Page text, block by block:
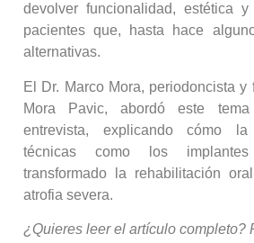
devolver funcionalidad, estética
pacientes que, hasta hace
alternativas.
El Dr. Marco Mora, periodoncista
Mora Pavic, abordó este
entrevista, explicando cómo
técnicas como los
transformado la rehabilitación
atrofia severa.
¿Quieres leer el artículo completo?